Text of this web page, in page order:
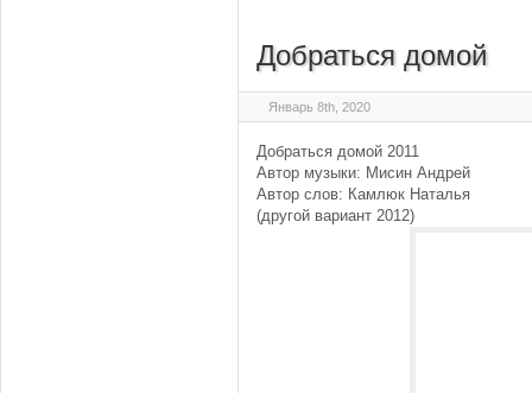
Добраться домой
Январь 8th, 2020
Добраться домой 2011
Автор музыки: Мисин Андрей
Автор слов: Камлюк Наталья
(другой вариант 2012)